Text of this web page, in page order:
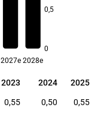
0,5
0
2027e 2028e
2023 2024 2025
2023 2024 2025
0,55 0,50 0,55